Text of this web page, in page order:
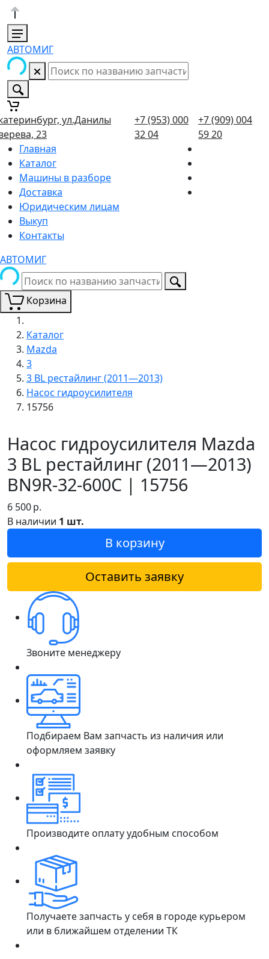
АВТОМИГ
ул.Данилы
23
+7 (953) 000
32 04
+7 (909) 004
59 20
Главная
Каталог
Машины в разборе
Доставка
Юридическим лицам
Выкуп
Контакты
АВТОМИГ
Корзина
Каталог
Mazda
3
3 BL рестайлинг (2011—2013)
Насос гидроусилителя
15756
Насос гидроусилителя Mazda
3 BL рестайлинг (2011—2013)
BN9R-32-600C | 15756
6 500р.
В наличии 1 шт.
В корзину
Оставить заявку
Звоните менеджеру
Подбираем Вам запчасть из наличия или
оформляем заявку
Производите оплату удобным способом
Получаете запчасть у себя в городе курьером
или в ближайшем отделении ТК